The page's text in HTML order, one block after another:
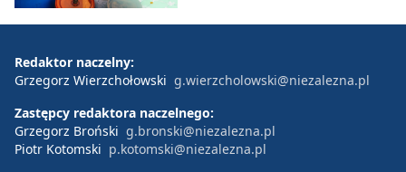
Redaktor naczelny:
Grzegorz Wierzchołowski g.wierzcholowski@niezalezna.pl
Zastępcy redaktora naczelnego:
Grzegorz Broński g.bronski@niezalezna.pl
Piotr Kotomski p.kotomski@niezalezna.pl